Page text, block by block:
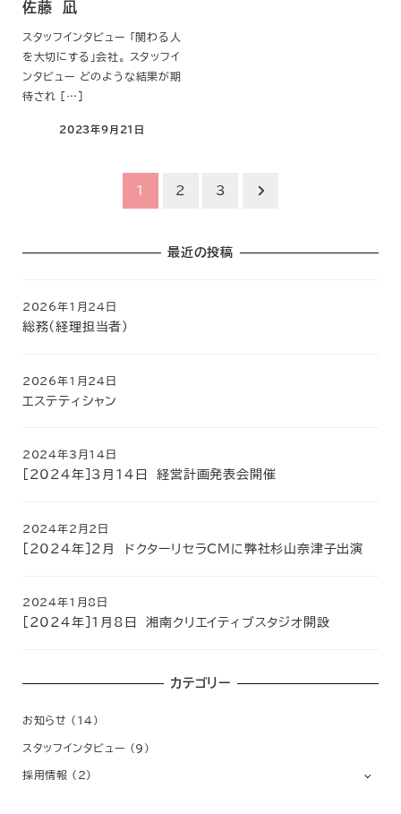
佐藤 凪
スタッフインタビュー 「関わる人
を大切にする」会社。 スタッフイ
ンタビュー どのような結果が期
待され […]
2023年9月21日
の
ー
送
1 2 3
最近の投稿
総務（経理担当者）
2026年1月24日
エステティシャン
2026年1月24日
［2024年］3月14日 経営計画発表会開催
2024年3月14日
［2024年］２月 ドクターリセラCMに弊社杉山奈津子出演
2024年2月2日
［2024年］1月8日 湘南クリエイティブスタジオ開設
2024年1月8日
カテゴリー
お知らせ (14)
スタッフインタビュー (9)
採用情報 (2)